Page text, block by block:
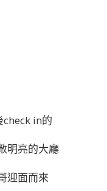
check in的
明亮的大廳
迎面而來